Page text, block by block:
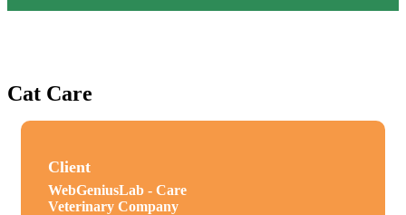
Cat Care
Client
WebGeniusLab - Care
Veterinary Company